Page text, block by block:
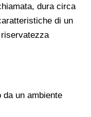
dura circa
di un
un ambiente